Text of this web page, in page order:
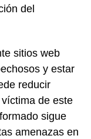
del
sitios web
y estar
reducir
de este
sigue
amenazas en